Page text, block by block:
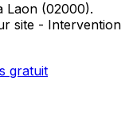
Laon (02000).
site - Intervention
gratuit